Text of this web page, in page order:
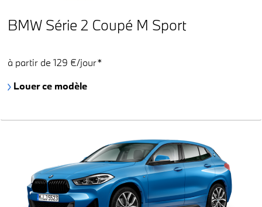
BMW Série 2 Coupé M Sport
à partir de 129 €/jour*
Louer ce modèle